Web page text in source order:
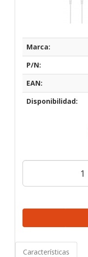
Marca:
P/N:
EAN:
Disponibilidad:
Características